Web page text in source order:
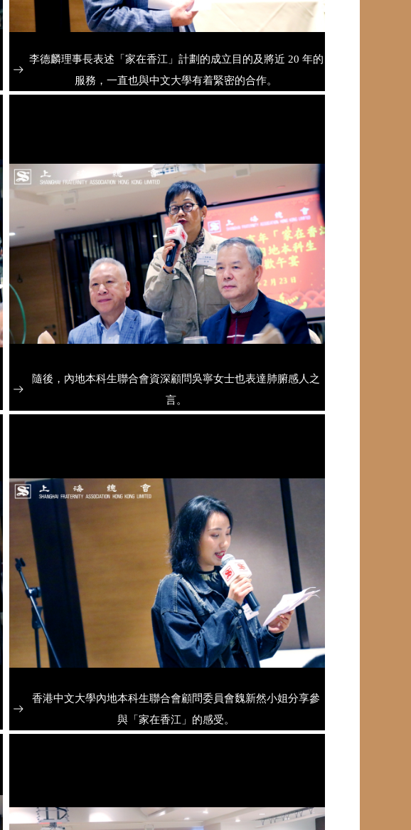
李德麟理事長表述「家在香江」計劃的成立目的及將近 20 年的
服務，一直也與中文大學有着緊密的合作。
隨後，內地本科生聯合會資深顧問吳寧女士也表達肺腑感人之
言。
香港中文大學內地本科生聯合會顧問委員會魏新然小姐分享參
與「家在香江」的感受。